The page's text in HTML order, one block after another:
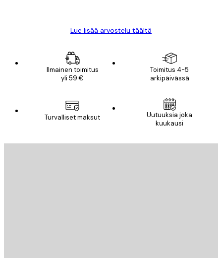
Lue lisää arvostelu täältä
Ilmainen toimitus
yli 59 €
Toimitus 4-5
arkipäivässä
Turvalliset maksut
Uutuuksia joka
kuukausi